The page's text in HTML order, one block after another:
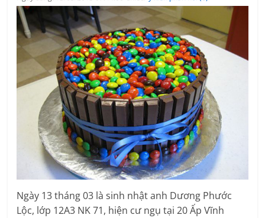
Ngày 13 tháng 03 là sinh nhật anh Dương Phước
Lộc, lớp 12A3 NK 71, hiện cư ngụ tại 20 Ấp Vĩnh